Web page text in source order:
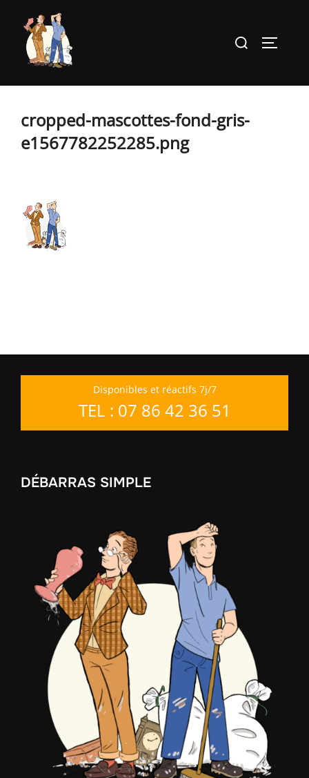
contenu
Rechercher :
cropped-mascottes-fond-gris-
e1567782252285.png
Disponibles et réactifs 7j/7
TEL : 07 86 42 36 51
DÉBARRAS SIMPLE